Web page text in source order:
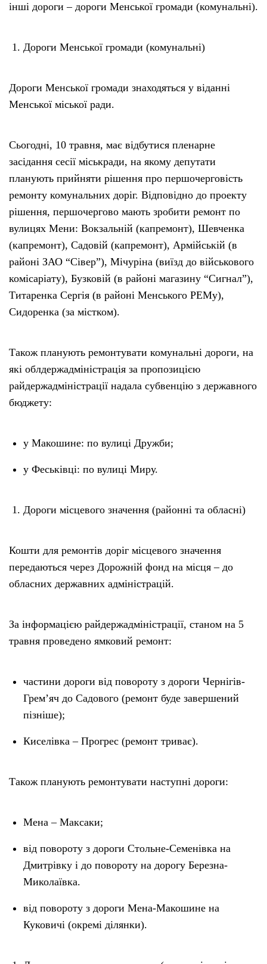
інші дороги – дороги Менської громади (комунальні).
Дороги Менської громади (комунальні)
Дороги Менської громади знаходяться у віданні
Менської міської ради.
Сьогодні, 10 травня, має відбутися пленарне
засідання сесії міськради, на якому депутати
планують прийняти рішення про першочерговість
ремонту комунальних доріг. Відповідно до проекту
рішення, першочергово мають зробити ремонт по
вулицях Мени: Вокзальній (капремонт), Шевченка
(капремонт), Садовій (капремонт), Армійській (в
районі ЗАО “Сівер”), Мічуріна (виїзд до військового
комісаріату), Бузковій (в районі магазину “Сигнал”),
Титаренка Сергія (в районі Менського РЕМу),
Сидоренка (за містком).
Також планують ремонтувати комунальні дороги, на
які облдержадміністрація за пропозицією
райдержадміністрації надала субвенцію з державного
бюджету:
у Макошине: по вулиці Дружби;
у Феськівці: по вулиці Миру.
Дороги місцевого значення (районні та обласні)
Кошти для ремонтів доріг місцевого значення
передаються через Дорожній фонд на місця – до
обласних державних адміністрацій.
За інформацією райдержадміністрації, станом на 5
травня проведено ямковий ремонт:
частини дороги від повороту з дороги Чернігів-
Грем’яч до Садового (ремонт буде завершений
пізніше);
Киселівка – Прогрес (ремонт триває).
Також планують ремонтувати наступні дороги:
Мена – Максаки;
від повороту з дороги Стольне-Семенівка на
Дмитрівку і до повороту на дорогу Березна-
Миколаївка.
від повороту з дороги Мена-Макошине на
Куковичі (окремі ділянки).